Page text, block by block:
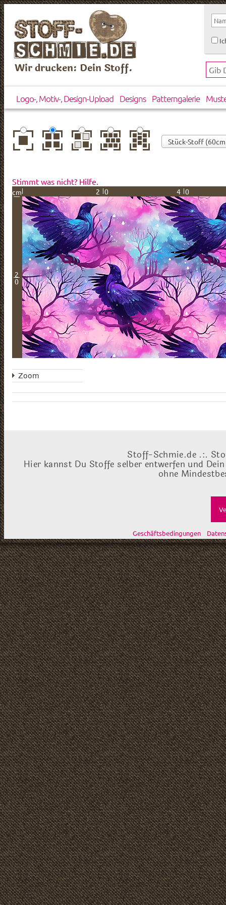
Wir drucken: Dein Stoff.
Logo-, Motiv-, Design-Upload Designs Patterngalerie
zentriert
einfach
wiederholt
gespiegelthorizontal
versetzt
vertikal
versetzt
Stimmt was nicht? Hilfe.
cm 20 40
2
0
Zoom
Stoff-Schmie.de .:.
Hier kannst Du Stoffe selber entwerfen und
ohne
Geschäftsbedingungen